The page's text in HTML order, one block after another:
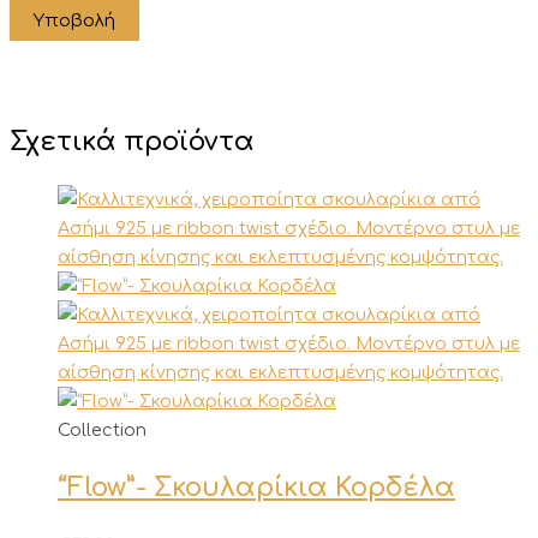
Σχετικά προϊόντα
Collection
“Flow”- Σκουλαρίκια Κορδέλα
Αυτό
προϊόν